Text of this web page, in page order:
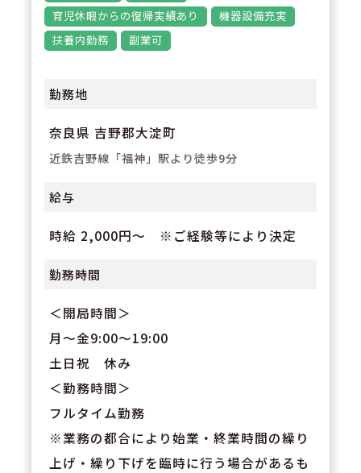
社風の会社です。
育児休暇からの復帰実績あり
機器設備充実
扶養内勤務
副業可
勤務地
奈良県 吉野郡大淀町
近鉄吉野線「福神」駅より徒歩9分
給与
時給 2,000円～ ※ご経験等により決定
勤務時間
＜開局時間＞
月～金9:00～19:00
土日祝 休み
＜勤務時間＞
フルタイム勤務
※業務の都合により始業・終業時間の繰り
上げ・繰り下げを臨時に行う場合があるも